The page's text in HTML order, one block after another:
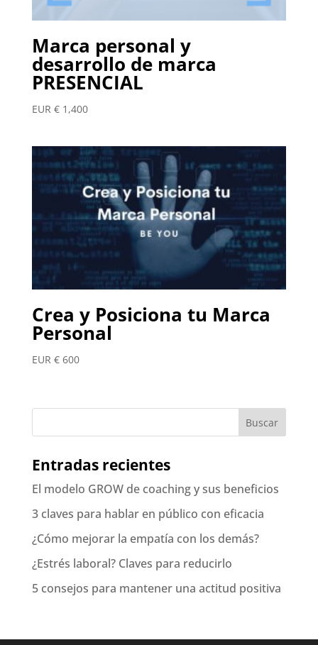
Marca personal y
desarrollo de marca
PRESENCIAL
EUR €1,400
Crea y Posiciona tu Marca
Personal
EUR €600
Entradas recientes
El modelo GROW de coaching y sus beneficios
3 claves para hablar en público con eficacia
¿Cómo mejorar la empatía con los demás?
¿Estrés laboral? Claves para reducirlo
5 consejos para mantener una actitud positiva